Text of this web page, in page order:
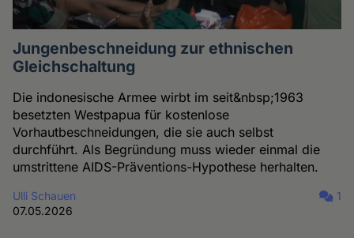
Jungenbeschneidung zur ethnischen
Gleichschaltung
Die indonesische Armee wirbt im seit&nbsp;1963
besetzten Westpapua für kostenlose
Vorhautbeschneidungen, die sie auch selbst
durchführt. Als Begründung muss wieder einmal die
umstrittene AIDS-Präventions-Hypothese herhalten.
Ulli Schauen
07.05.2026
1